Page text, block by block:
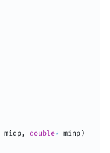
midp, double* minp )